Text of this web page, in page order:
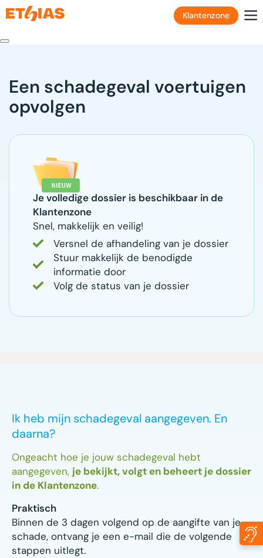
Klantenzone
Een schadegeval voertuigen
opvolgen
Je volledige dossier is beschikbaar in de
Klantenzone
Snel, makkelijk en veilig!
Versnel de afhandeling van je dossier
Stuur makkelijk de benodigde
informatie door
Volg de status van je dossier
Ik heb mijn schadegeval aangegeven. En
daarna?
Ongeacht hoe je jouw schadegeval hebt
aangegeven, je bekijkt, volgt en beheert je dossier
in de Klantenzone.
Praktisch
Binnen de 3 dagen volgend op de aangifte van je
schade, ontvang je een e-mail die de volgende
stappen uitlegt.